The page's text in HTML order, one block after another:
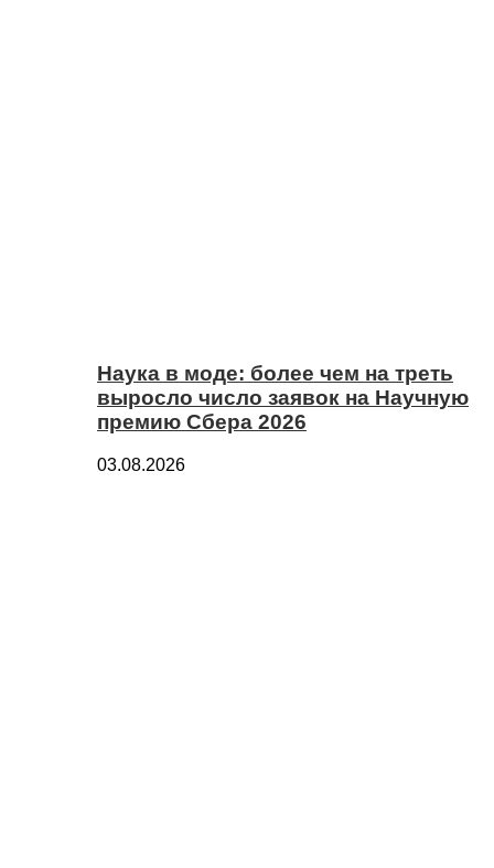
Наука в моде: более чем на треть
выросло число заявок на Научную
премию Сбера 2026
03.08.2026